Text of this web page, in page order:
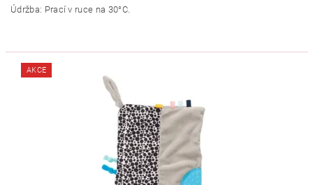
Údržba: Prací v ruce na 30°C.
AKCE